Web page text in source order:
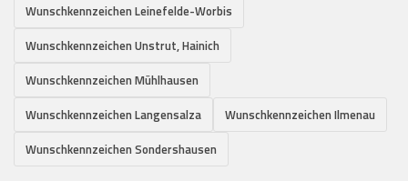
Wunschkennzeichen Leinefelde-Worbis
Wunschkennzeichen Unstrut, Hainich
Wunschkennzeichen Mühlhausen
Wunschkennzeichen Langensalza
Wunschkennzeichen Ilmenau
Wunschkennzeichen Sondershausen